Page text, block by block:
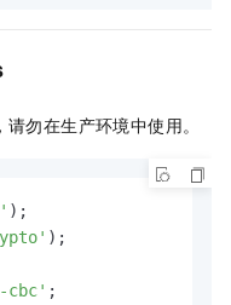
勿在生产环境中使用。
cbc'